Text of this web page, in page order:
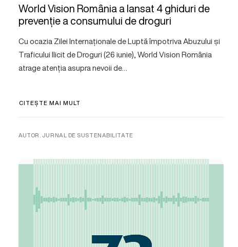
World Vision România a lansat 4 ghiduri de
prevenție a consumului de droguri
Cu ocazia Zilei Internaționale de Luptă împotriva Abuzului și
Traficului Ilicit de Droguri (26 iunie), World Vision România
atrage atenția asupra nevoii de…
CITEȘTE MAI MULT
AUTOR. JURNAL DE SUSTENABILITATE